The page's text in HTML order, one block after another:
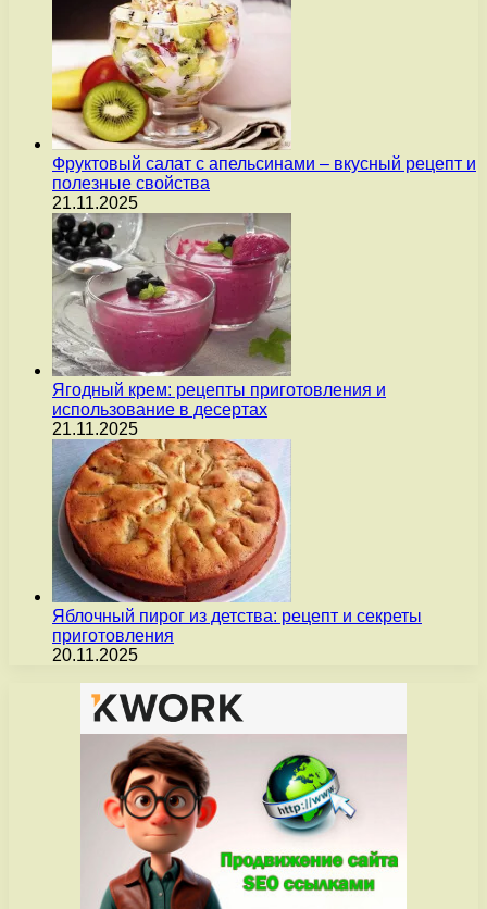
Фруктовый салат с апельсинами – вкусный рецепт и
полезные свойства
21.11.2025
Ягодный крем: рецепты приготовления и
использование в десертах
21.11.2025
Яблочный пирог из детства: рецепт и секреты
приготовления
20.11.2025